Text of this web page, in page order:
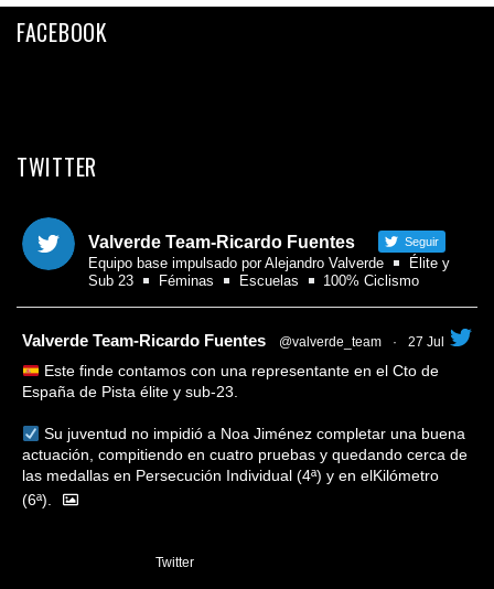
Twitter
FACEBOOK
TWITTER
Valverde Team-Ricardo Fuentes Seguir
Equipo base impulsado por Alejandro Valverde
Élite y
Sub 23
Féminas Escuelas 100% Ciclismo
Valverde Team-Ricardo Fuentes @valverde_team · 27 Jul
Este finde contamos con una representante en el Cto de
España de Pista élite y sub-23.
Su juventud no impidió a Noa Jiménez completar una buena
actuación, compitiendo en cuatro pruebas y quedando cerca de
las medallas en Persecución Individual (4ª) y en elKilómetro
(6ª).
Twitter